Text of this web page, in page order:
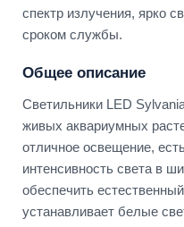
спектр излучения, ярко
сроком службы.
Общее описание
Светильники LED
живых аквариумных
отличное освещение,
интенсивность света в
обеспечить
устанавливает белые